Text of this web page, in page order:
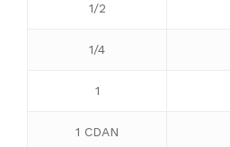
1/2
1/4
1
1 CDAN